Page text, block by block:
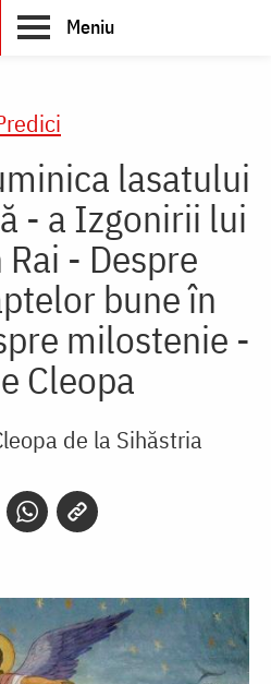
Meniu
lasatului
- a Izgonirii lui
- Despre
bune în
milostenie -
Cleopa
de la Sihăstria